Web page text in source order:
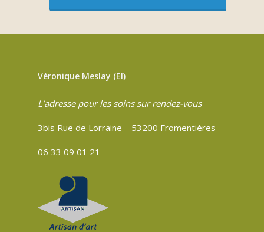
Véronique Meslay (EI)
L’adresse pour les soins sur rendez-vous
3bis Rue de Lorraine – 53200 Fromentières
06 33 09 01 21